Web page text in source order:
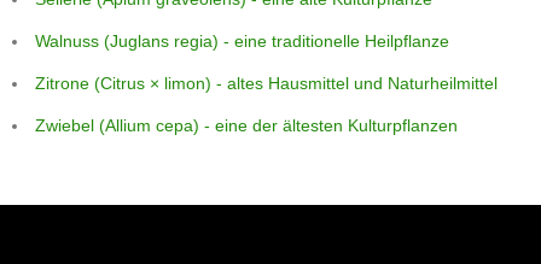
Walnuss (Juglans regia) - eine traditionelle Heilpflanze
Zitrone (Citrus × limon) - altes Hausmittel und Naturheilmittel
Zwiebel (Allium cepa) - eine der ältesten Kulturpflanzen